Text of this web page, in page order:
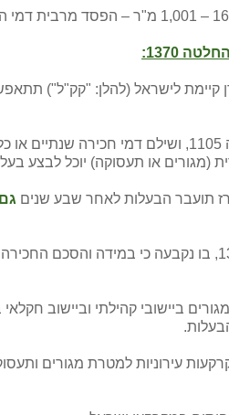
1370:
קיימת לישראל (להלן: "קק"ל")
הוצע כי מוסד ציבורי בהגדרתו לפי החלטה
(מגורים או תעסוקה) יוכל לבצע
תועבר הבעלות לאחר שבע שנים
הוצע כי יימחק סעיף 3.4.2.5 להחלטה 1370, בו
ביישובי קהילתי וביישוב
עירוניות למטרת מגורים